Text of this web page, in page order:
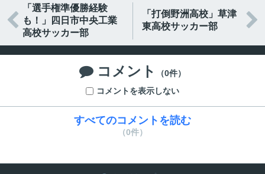

「選手権準優勝経験
も！」四日市中央工業
高校サッカー部
「打倒野洲高校」草津
東高校サッカー部

 コメント
（0件）
コメントを表示しない
すべてのコメントを読む
（0件）